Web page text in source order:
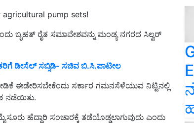
pump sets!
ರೈತ ಸಮಾವೇಶವನ್ನು ಮಂಡ್ಯ ನಗರದ ಸಿಲ್ವರ್
ಡೀಸೆಲ್‌ ಸಬ್ಸಿಡಿ- ಸಚಿವ ಬಿ.ಸಿ.ಪಾಟೀಲ
ಈಡೇರಿಸಬೇಕೆಂದು ಸರ್ಕಾರ ಗಮನಸೆಳೆಯುವ ನಿಟ್ಟಿನಲ್ಲಿ
ನಡೆಯಿತು.
ಹೆದ್ದಾರಿ ಸಂಚಾರಕ್ಕೆ ತಡೆಯೊಡ್ಡಲಾಗುವುದು ಎಂದು